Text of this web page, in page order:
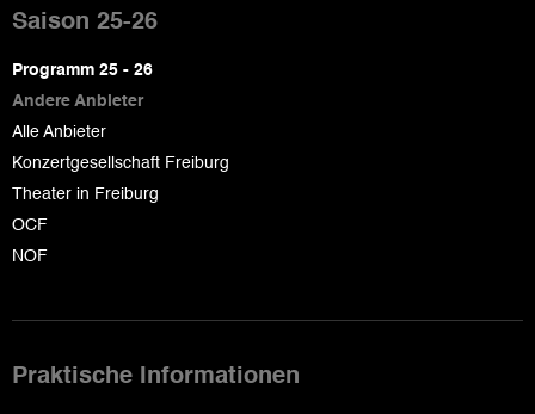
de
page
Saison 25-26
Programm 25 - 26
Andere Anbieter
Alle Anbieter
Konzertgesellschaft Freiburg
Theater in Freiburg
OCF
NOF
Praktische Informationen